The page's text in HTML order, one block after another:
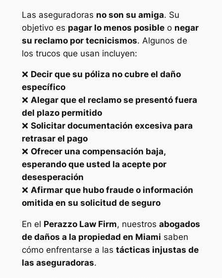
Las aseguradoras no son su amiga. Su
objetivo es pagar lo menos posibleo negar
su reclamo por tecnicismos. Algunos de
los trucos que usan incluyen:
❌ Decir que su póliza no cubre el daño
específico
❌ Alegar que el reclamo se presentó fuera
del plazo permitido
❌ Solicitar documentación excesiva para
retrasar el pago
❌ Ofrecer una compensación baja,
esperando que usted la acepte por
desesperación
❌ Afirmar que hubo fraude o información
omitida en su solicitud de seguro
En el Perazzo Law Firm, nuestros abogados
de daños a la propiedad en Miami saben
cómo enfrentarse a las tácticas injustas de
las aseguradoras.